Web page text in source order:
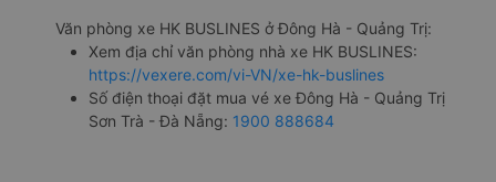
Văn phòng xe HK BUSLINES ở Đông Hà - Quảng Trị:
Xem địa chỉ văn phòng nhà xe HK BUSLINES:
https://vexere.com/vi-VN/xe-hk-buslines
Số điện thoại đặt mua vé xe Đông Hà - Quảng Trị
Sơn Trà - Đà Nẵng: 1900 888684